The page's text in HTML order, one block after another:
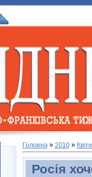
Головна» 2010 »
Росія